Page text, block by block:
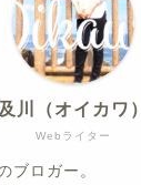
Webライター
及川（オイカワ）
ブロガー。